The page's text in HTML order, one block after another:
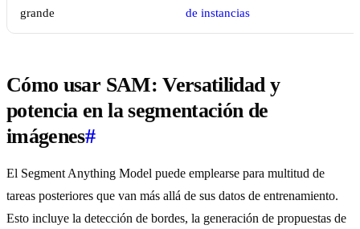
grande
de instancias
Cómo usar SAM: Versatilidad y
potencia en la segmentación de
imágenes#
El Segment Anything Model puede emplearse para multitud de
tareas posteriores que van más allá de sus datos de entrenamiento.
Esto incluye la detección de bordes, la generación de propuestas de